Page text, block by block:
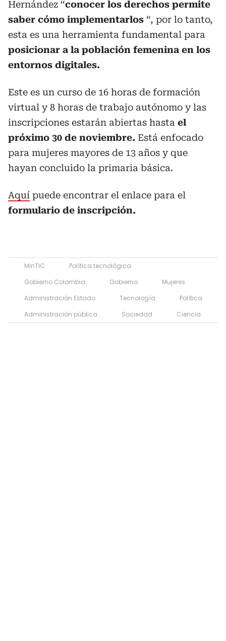
Hernández “conocer los derechos permite
saber cómo implementarlos “, por lo tanto,
esta es una herramienta fundamental para
posicionar a la población femenina en los
entornos digitales.
Este es un curso de 16 horas de formación
virtual y 8 horas de trabajo autónomo y las
inscripciones estarán abiertas hasta el
próximo 30 de noviembre. Está enfocado
para mujeres mayores de 13 años y que
hayan concluido la primaria básica.
Aquí puede encontrar el enlace para el
formulario de inscripción.
MinTIC
Política tecnológica
Gobierno Colombia
Gobierno
Mujeres
Administración Estado
Tecnología
Política
Administración pública
Sociedad Ciencia